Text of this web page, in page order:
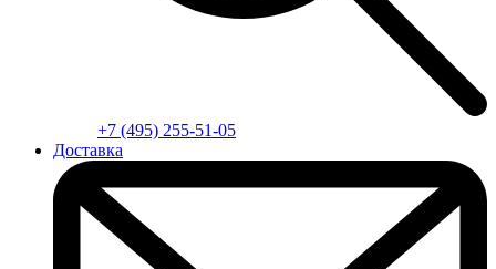
+7 (495) 255-51-05
Доставка